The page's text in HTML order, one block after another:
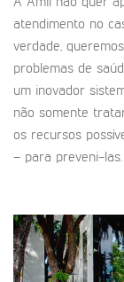
atendimento no
verdade,
problemas de
um inovador
não somente
os recursos
– para preveni-las.